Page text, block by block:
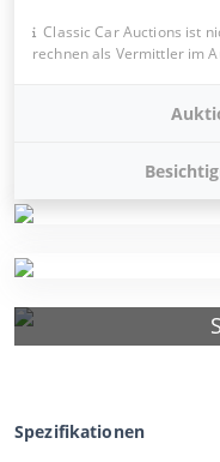
Classic Car Auctions ist
rechnen als Vermittler im
Spezifikationen